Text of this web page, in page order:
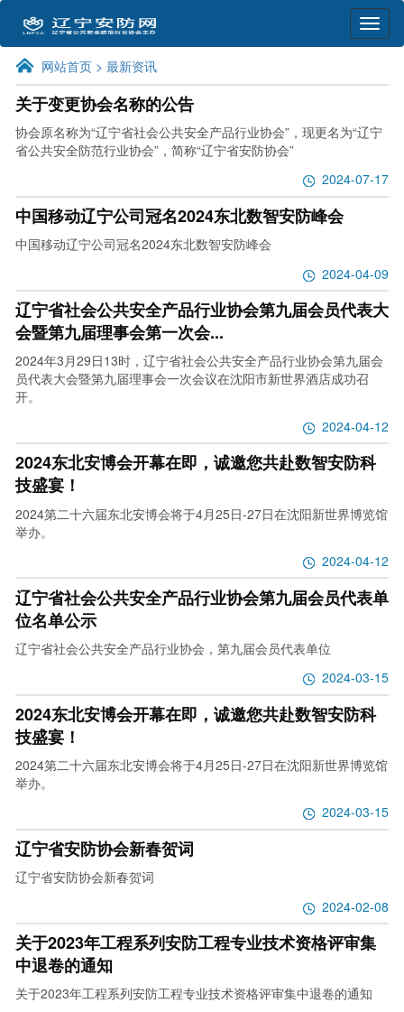
网站首页 > 最新资讯
关于变更协会名称的公告
协会原名称为“辽宁省社会公共安全产品行业协会”，现更名为“辽宁
省公共安全防范行业协会”，简称“辽宁省安防协会”
2024-07-17
中国移动辽宁公司冠名2024东北数智安防峰会
中国移动辽宁公司冠名2024东北数智安防峰会
2024-04-09
辽宁省社会公共安全产品行业协会第九届会员代表大
会暨第九届理事会第一次会...
2024年3月29日13时，辽宁省社会公共安全产品行业协会第九届会
员代表大会暨第九届理事会一次会议在沈阳市新世界酒店成功召
开。
2024-04-12
2024东北安博会开幕在即，诚邀您共赴数智安防科
技盛宴！
2024第二十六届东北安博会将于4月25日-27日在沈阳新世界博览馆
举办。
2024-04-12
辽宁省社会公共安全产品行业协会第九届会员代表单
位名单公示
辽宁省社会公共安全产品行业协会，第九届会员代表单位
2024-03-15
2024东北安博会开幕在即，诚邀您共赴数智安防科
技盛宴！
2024第二十六届东北安博会将于4月25日-27日在沈阳新世界博览馆
举办。
2024-03-15
辽宁省安防协会新春贺词
辽宁省安防协会新春贺词
2024-02-08
关于2023年工程系列安防工程专业技术资格评审集
中退卷的通知
关于2023年工程系列安防工程专业技术资格评审集中退卷的通知